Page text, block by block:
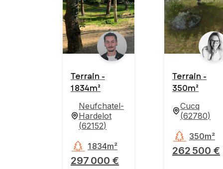
Terrain -
1 834m²
Neufchatel-
Hardelot
(62152)
297 000 €
1 834m²
Terrain -
350m²
Cucq
(62780)
262 500 €
350m²